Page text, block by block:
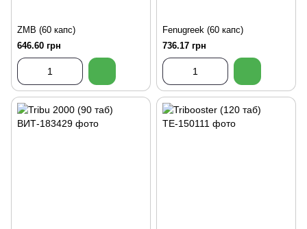
ZMB (60 капс)
646.60 грн
Fenugreek (60 капс)
736.17 грн